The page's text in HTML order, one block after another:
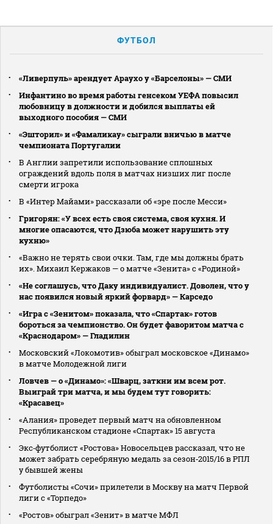
ФУТБОЛ
«Ливерпуль» арендует Араухо у «Барселоны» — СМИ
Инфантино во время работы генсеком УЕФА повысил
любовницу в должности и добился выплаты ей
выходного пособия — СМИ
«Эшторил» и «Фамаликау» сыграли вничью в матче
чемпионата Португалии
В Англии запретили использование сплошных
ограждений вдоль поля в матчах низших лиг после
смерти игрока
В «Интер Майами» рассказали об «эре после Месси»
Григорян: «У всех есть своя система, своя кухня. И
многие опасаются, что Дзюба может нарушить эту
кухню»
«Важно не терять свои очки. Там, где мы должны брать
их». Михаил Кержаков — о матче «Зенита» с «Родиной»
«Не соглашусь, что Даку индивидуалист. Доволен, что у
нас появился новый яркий форвард» — Карседо
«Игра с «Зенитом» показала, что «Спартак» готов
бороться за чемпионство. Он будет фаворитом матча с
«Краснодаром» — Гладилин
Московский «Локомотив» обыграл московское «Динамо»
в матче Молодежной лиги
Ловчев — о «Динамо»: «Шварц, заткни им всем рот.
Выиграй три матча, и мы будем тут говорить:
«Красавец»
«Алания» проведет первый матч на обновленном
Республиканском стадионе «Спартак» 15 августа
Экс‑футболист «Ростова» Новосельцев рассказал, что не
может забрать серебряную медаль за сезон‑2015/16 в РПЛ
у бывшей жены
Футболисты «Сочи» прилетели в Москву на матч Первой
лиги с «Торпедо»
«Ростов» обыграл «Зенит» в матче МФЛ